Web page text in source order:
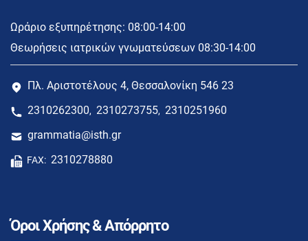
Ωράριο εξυπηρέτησης: 08:00-14:00
Θεωρήσεις ιατρικών γνωματεύσεων 08:30-14:00
Πλ. Αριστοτέλους 4, Θεσσαλονίκη 546 23
2310262300, 2310273755, 2310251960
grammatia@isth.gr
FAX: 2310278880
Όροι Χρήσης & Απόρρητο